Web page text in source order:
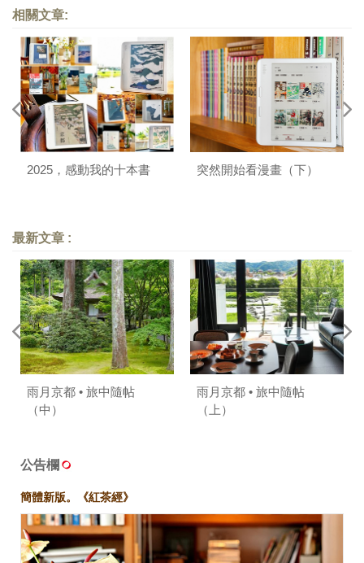
相關文章:
2025，感動我的十本書 突然開始看漫畫（下）
最新文章 :
雨月京都 • 旅中隨帖
（中）
雨月京都 • 旅中隨帖
（上）
公告欄
簡體新版。《紅茶經》